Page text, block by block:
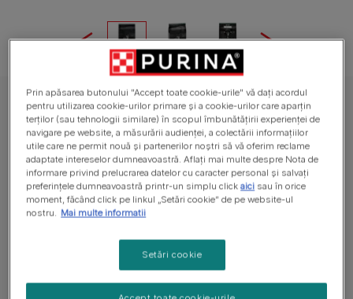
PURINA® PRO PLAN® SENSITIVE DIGESTION Junior, bogat în miel, talie
medie, hrană uscată pentru puii de câine
PURINA® PRO PLAN® SENSITIVE
DIGESTION Junior, bogat în miel, talie
medie, hrană uscată pentru puii de câine
Nu are voturi
3kg 12kg
Prin apăsarea butonului "Accept toate cookie-urile" vă dați acordul
pentru utilizarea cookie-urilor primare și a cookie-urilor care aparțin
terților (sau tehnologii similare) în scopul îmbunătățirii experienței de
navigare pe website, a măsurării audienței, a colectării informațiilor
utile care ne permit nouă și partenerilor noștri să vă oferim reclame
adaptate intereselor dumneavoastră. Aflați mai multe despre Nota de
informare privind prelucrarea datelor cu caracter personal și salvați
preferințele dumneavoastră printr-un simplu clickaici sau în orice
moment, făcând click pe linkul „Setări cookie” de pe website-ul
nostru. Mai multe informatii
Setări cookie